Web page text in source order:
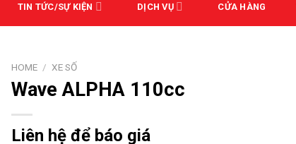
TIN TỨC/SỰ KIỆN DỊCH VỤ CỬA HÀNG
HOME / XE SỐ
Wave ALPHA 110cc
Liên hệ để báo giá